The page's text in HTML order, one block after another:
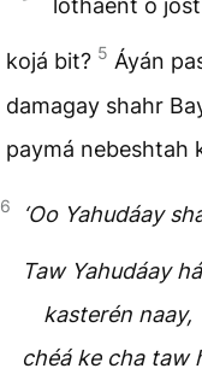
lótháént o
kojá bit? 5 Áyán
damagay shahr
paymá nebeshtah
6 ‘Oo Yahudáay
Taw Yahudáay
kasterén naay,
chéá ke cha taw